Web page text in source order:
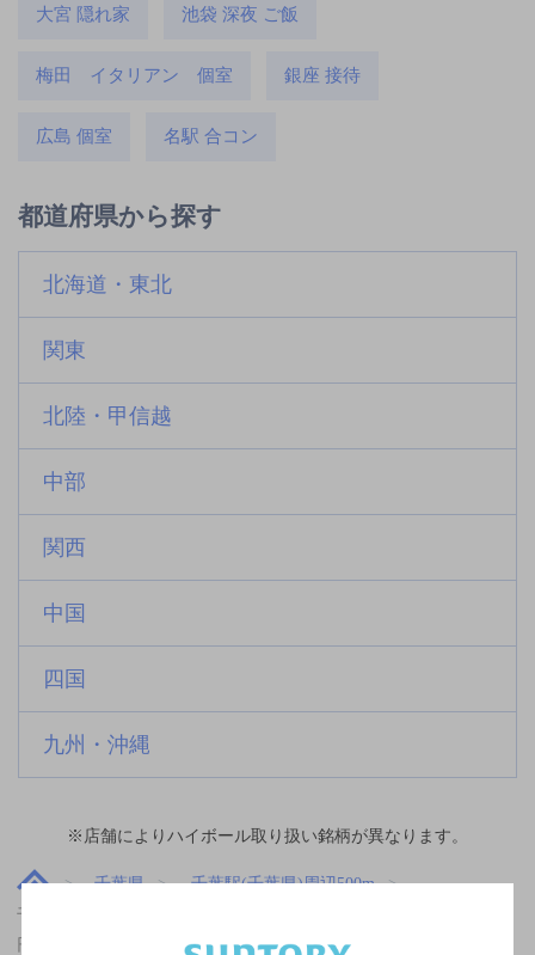
大宮 隠れ家 池袋 深夜 ご飯
梅田 イタリアン 個室 銀座 接待
広島 個室 名駅 合コン
都道府県から探す
北海道・東北
関東
北陸・甲信越
中部
関西
中国
四国
九州・沖縄
※店舗によりハイボール取り扱い銘柄が異なります。
千葉県
千葉駅(千葉県)周辺500m
千葉駅(千葉県)周辺500m,エスニック・無国籍,食べ放題あり,2,000
円未満のお店